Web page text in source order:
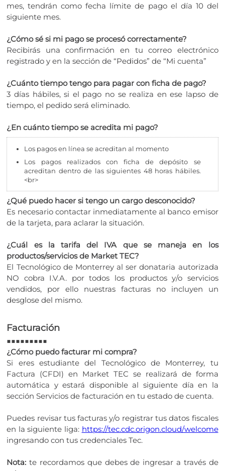
mes, tendrán como fecha límite de pago el día 10 del
siguiente mes.
¿Cómo sé si mi pago se procesó correctamente?
Recibirás una confirmación en tu correo electrónico
registrado y en la sección de “Pedidos” de “Mi cuenta”
¿Cuánto tiempo tengo para pagar con ficha de pago?
3 días hábiles, si el pago no se realiza en ese lapso de
tiempo, el pedido será eliminado.
¿En cuánto tiempo se acredita mi pago?
Los pagos en línea se acreditan al momento
Los pagos realizados con ficha de depósito se
acreditan dentro de las siguientes 48 horas hábiles.
<br>
¿Qué puedo hacer si tengo un cargo desconocido?
Es necesario contactar inmediatamente al banco emisor
de la tarjeta, para aclarar la situación.
¿Cuál es la tarifa del IVA que se maneja en los
productos/servicios de Market TEC?
El Tecnológico de Monterrey al ser donataria autorizada
NO cobra I.V.A. por todos los productos y/o servicios
vendidos, por ello nuestras facturas no incluyen un
desglose del mismo.
Facturación
■■■■■■■■■
¿Cómo puedo facturar mi compra?
Si eres estudiante del Tecnológico de Monterrey, tu
Factura (CFDI) en Market TEC se realizará de forma
automática y estará disponible al siguiente día en la
sección Servicios de facturación en tu estado de cuenta.
Puedes revisar tus facturas y/o registrar tus datos fiscales
en la siguiente liga: https://tec.cdc.origon.cloud/welcome
ingresando con tus credenciales Tec.
Nota: te recordamos que debes de ingresar a través de